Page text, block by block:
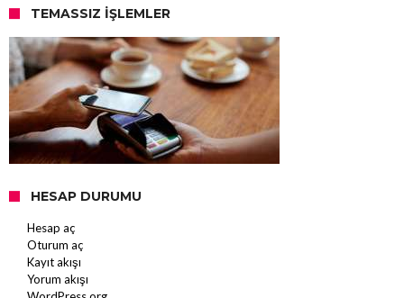
TEMASSIZ İŞLEMLER
HESAP DURUMU
Hesap aç
Oturum aç
Kayıt akışı
Yorum akışı